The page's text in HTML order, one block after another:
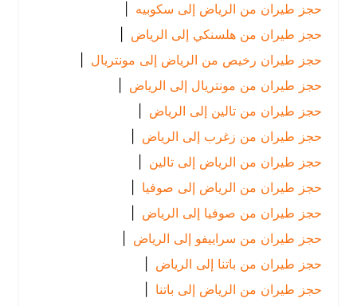
حجز طيران من الرياض إلى سكوبيه |
حجز طيران من هلسنكي إلى الرياض
|
حجز طيران رخيص من الرياض إلى مونتريال |
حجز طيران من مونتريال إلى الرياض
|
حجز طيران من تالين إلى الرياض
|
حجز طيران من زغرب إلى الرياض
|
حجز طيران من الرياض إلى تالين
|
حجز طيران من الرياض إلى صوفيا
|
حجز طيران من صوفيا إلى الرياض
|
حجز طيران من سراييفو إلى الرياض
|
حجز طيران من باتنا إلى الرياض
|
حجز طيران من الرياض إلى باتنا |